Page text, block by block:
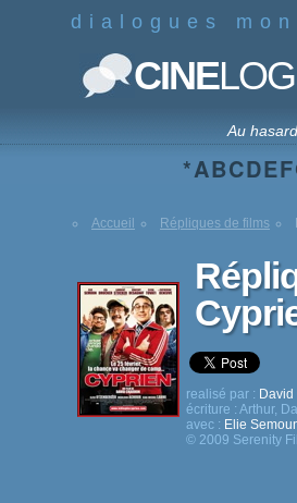
dialogues
CINELOG
Au hasard
*ABCDEF
Accueil Répliques de films
realisé par :
écriture : Arthur,
avec : Elie
© 2009 Serenity